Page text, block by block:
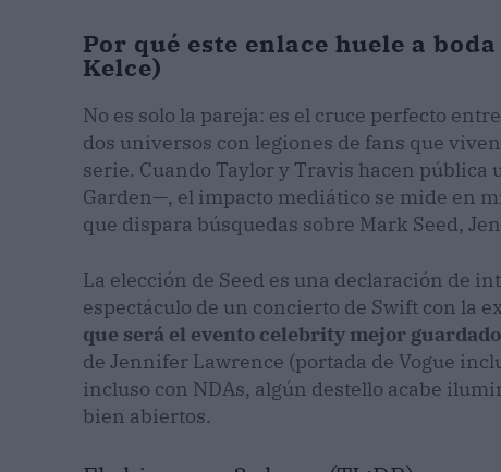
Por qué este enlace huele a
Kelce)
No es solo la pareja: es el cruce perfecto
dos universos con legiones de fans que
serie. Cuando Taylor y Travis hacen
Garden—, el impacto mediático se mide en
que dispara búsquedas sobre Mark Seed,
La elección de Seed es una declaración de
espectáculo de un concierto de Swift con la
que será el evento celebrity mejor
de Jennifer Lawrence (portada de Vogue
incluso con NDAs, algún destello acabe
bien abiertos.